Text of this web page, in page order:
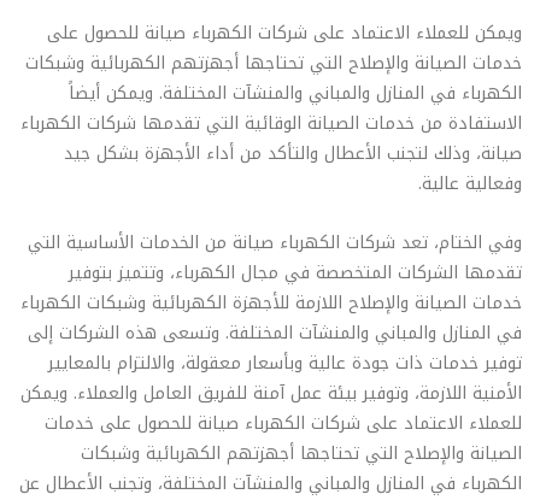
ويمكن للعملاء الاعتماد على شركات الكهرباء صيانة للحصول على
خدمات الصيانة والإصلاح التي تحتاجها أجهزتهم الكهربائية وشبكات
الكهرباء في المنازل والمباني والمنشآت المختلفة. ويمكن أيضاً
الاستفادة من خدمات الصيانة الوقائية التي تقدمها شركات الكهرباء
صيانة، وذلك لتجنب الأعطال والتأكد من أداء الأجهزة بشكل جيد
وفعالية عالية.
وفي الختام، تعد شركات الكهرباء صيانة من الخدمات الأساسية التي
تقدمها الشركات المتخصصة في مجال الكهرباء، وتتميز بتوفير
خدمات الصيانة والإصلاح اللازمة للأجهزة الكهربائية وشبكات الكهرباء
في المنازل والمباني والمنشآت المختلفة. وتسعى هذه الشركات إلى
توفير خدمات ذات جودة عالية وبأسعار معقولة، والالتزام بالمعايير
الأمنية اللازمة، وتوفير بيئة عمل آمنة للفريق العامل والعملاء. ويمكن
للعملاء الاعتماد على شركات الكهرباء صيانة للحصول على خدمات
الصيانة والإصلاح التي تحتاجها أجهزتهم الكهربائية وشبكات
الكهرباء في المنازل والمباني والمنشآت المختلفة، وتجنب الأعطال عن